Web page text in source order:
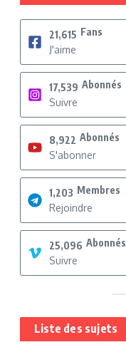
21,615 Fans
J'aime
17,539 Abonnés
Suivre
8,922 Abonnés
S'abonner
1,203 Membres
Rejoindre
25,096 Abonnés
Suivre
Liste des sujets